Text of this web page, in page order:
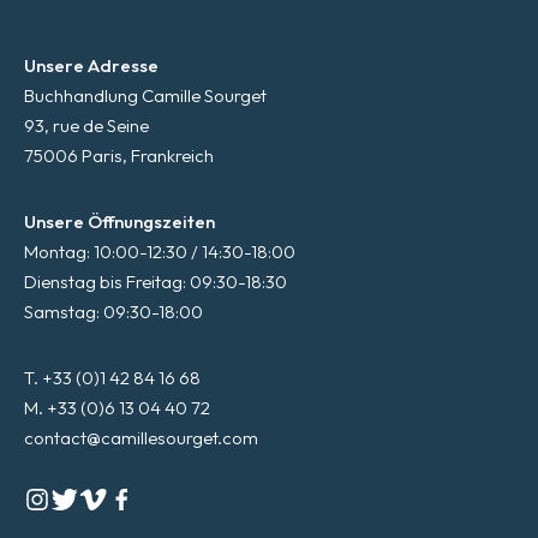
Unsere Adresse
Buchhandlung Camille Sourget
93, rue de Seine
75006 Paris, Frankreich
Unsere Öffnungszeiten
Montag: 10:00-12:30 / 14:30-18:00
Dienstag bis Freitag: 09:30-18:30
Samstag: 09:30-18:00
T. +33 (0)1 42 84 16 68
M. +33 (0)6 13 04 40 72
contact@camillesourget.com